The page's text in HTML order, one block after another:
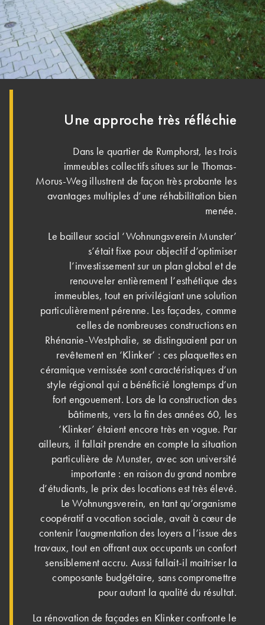
Une approche très réfléchie
Dans le quartier de Rumphorst, les trois
immeubles collectifs situes sur le Thomas-
Morus-Weg illustrent de façon très probante les
avantages multiples d’une réhabilitation bien
menée.
Le bailleur social ‘Wohnungsverein Munster’
s’était fixe pour objectif d’optimiser
l’investissement sur un plan global et de
renouveler entièrement l’esthétique des
immeubles, tout en privilégiant une solution
particulièrement pérenne. Les façades, comme
celles de nombreuses constructions en
Rhénanie-Westphalie, se distinguaient par un
revêtement en ‘Klinker’ : ces plaquettes en
céramique vernissée sont caractéristiques d’un
style régional qui a bénéficié longtemps d’un
fort engouement. Lors de la construction des
bâtiments, vers la fin des années 60, les
‘Klinker’ étaient encore très en vogue. Par
ailleurs, il fallait prendre en compte la situation
particulière de Munster, avec son université
importante : en raison du grand nombre
d’étudiants, le prix des locations est très élevé.
Le Wohnungsverein, en tant qu’organisme
coopératif a vocation sociale, avait à cœur de
contenir l’augmentation des loyers a l’issue des
travaux, tout en offrant aux occupants un confort
sensiblement accru. Aussi fallait-il maitriser la
composante budgétaire, sans compromettre
pour autant la qualité du résultat.
La rénovation de façades en Klinker confronte le